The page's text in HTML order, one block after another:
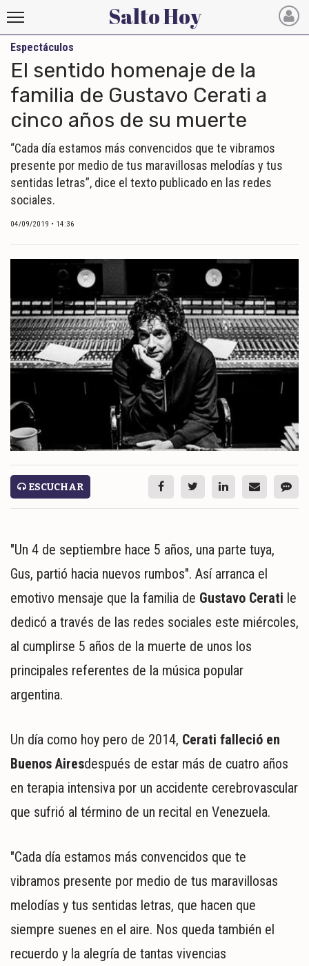
Salto
Hoy
INICIO
NOTICIAS RECIENTES
ECONOMÍA
MUNDO
POLÍTICA
POLICIALES
DEPORTES
ESPECTÁCULOS
NACIONALES
REGIONALES
SOCIEDAD
SALUD
SERVICIOS
ECONOMÍA
MUNDO
POLÍTICA
DEPORTES
ESPECTÁCULOS
REGIONALES
SOCIEDAD
SALUD
Salto Hoy
Espectáculos
El sentido homenaje de la
familia de Gustavo Cerati a
cinco años de su muerte
“Cada día estamos más convencidos que te vibramos
presente por medio de tus maravillosas melodías y tus
sentidas letras”, dice el texto publicado en las redes
sociales.
04/09/2019 • 14:36
ESCUCHAR
"Un 4 de septiembre hace 5 años, una parte tuya,
Gus, partió hacia nuevos rumbos". Así arranca el
emotivo mensaje que la familia de Gustavo Cerati le
dedicó a través de las redes sociales este miércoles,
al cumplirse 5 años de la muerte de unos los
principales referentes de la música popular
argentina.
Un día como hoy pero de 2014, Cerati falleció en
Buenos Airesdespués de estar más de cuatro años
en terapia intensiva por un accidente cerebrovascular
que sufrió al término de un recital en Venezuela.
"Cada día estamos más convencidos que te
vibramos presente por medio de tus maravillosas
melodías y tus sentidas letras, que hacen que
siempre suenes en el aire. Nos queda también el
recuerdo y la alegría de tantas vivencias